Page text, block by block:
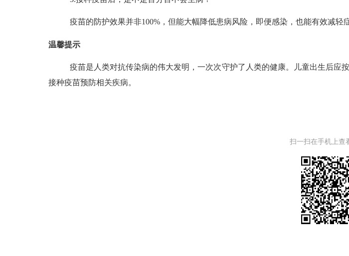
疫苗的防护效果并非100%，但能大幅降低患病风险，即便感染，也能有效减轻
温馨提示
疫苗是人类对抗传染病的伟大发明，一次次守护了人类的健康。儿童出生后
接种疫苗预防相关疾病。
扫一扫在手机上查